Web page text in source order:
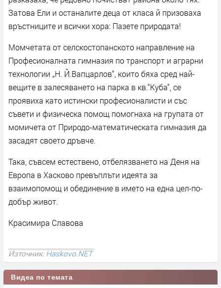
Затова Ели и останалите деца от класа й призоваха
връстниците и всички хора: Пазете природата!
Момчетата от селскостопанското направление на
Професионалната гимназия по транспорт и аграрни
технологии „Н. Й.Вапцарлов“, които бяха сред най-
вещите в залесяването на парка в кв.“Куба“, се
проявиха като истински професионалисти и със
съвети и физическа помощ помогнаха на групата от
момичета от Природо-математическата гимназия да
засадят своето дръвче.
Така, съвсем естествено, отбелязването на Деня на
Европа в Хасково превъплъти идеята за
взаимопомощ и обединение в името на една цел-по-
добър живот.
Красимира Славова
Източник:Haskovo.NET
Видеа по темата